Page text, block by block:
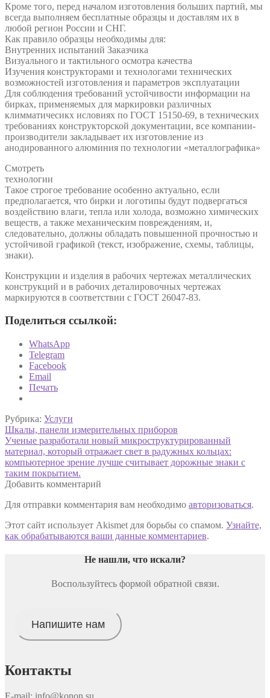
Кроме того, перед началом изготовления больших партий, мы
всегда выполняем бесплатные образцы и доставлям их в
любой регион России и СНГ.
Как правило образцы необходимы для:
Внутренних испытаний Заказчика
Визуального и тактильного осмотра качества
Изучения конструкторами и технологами технических
возможностей изготовления и параметров эксплуатации
Для соблюдения требований устойчивости информации на
бирках, применяемых для маркировки различных
климматичесикх исловиях по ГОСТ 15150-69, в технических
требованиях конструкторской документации, все компании-
производители закладывает их изготовление из
анодированного алюминия по технологии «металлографика»
Смотреть
технологии
Такое строгое требование особенно актуально, если
предполагается, что бирки и логотипы будут подвергаться
воздействию влаги, тепла или холода, возможно химических
веществ, а также механическим повреждениям, и,
следовательно, должны обладать повышенной прочностью и
устойчивой графикой (текст, изображение, схемы, таблицы,
знаки).
Конструкции и изделия в рабочих чертежах металлических
конструкций и в рабочих деталировочных чертежах
маркируются в соответствии с ГОСТ 26047-83.
Поделиться ссылкой:
WhatsApp
Telegram
Facebook
Email
Печать
Рубрика: Услуги
Навигация
по
записям
Предыдущая
запись:
Шкалы, панели измерительных приборов
Следующая
запись:
Ученые разработали новый микроструктурированный
материал, который отражает свет в радужных кольцах:
компьютерное зрение лучше считывает дорожные знаки с
таким покрытием.
Добавить комментарий
Для отправки комментария вам необходимо авторизоваться.
Этот сайт использует Akismet для борьбы со спамом. Узнайте,
как обрабатываются ваши данные комментариев.
Не нашли, что искали?
Воспользуйтесь формой обратной связи.
Напишите нам
Контакты
E-mail: info@konon.su